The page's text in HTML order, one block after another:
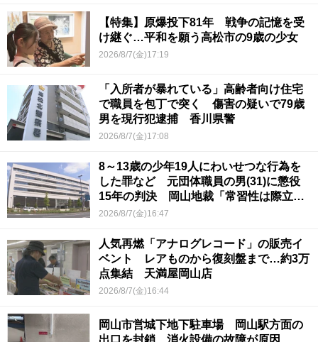
【特集】原爆投下81年 戦争の記憶を受
け継ぐ…平和を願う高松市の9歳の少女
2026/8/7(金)17:19
「入所者が暴れている」高齢者向け住宅
で職員を包丁で突く 傷害の疑いで79歳
男を現行犯逮捕 香川県警
2026/8/7(金)17:08
8～13歳の少年19人にわいせつな行為を
した罪など 元団体職員の男(31)に懲役
15年の判決 岡山地裁「常習性は際立っ
ていて被害結果も非常に重い」
2026/8/7(金)16:47
人気再燃「アナログレコード」の販売イ
ベント レアものから復刻盤まで…約3万
点集結 天満屋岡山店
2026/8/7(金)16:44
岡山市営城下地下駐車場 岡山駅方面の
出口を封鎖 消火設備の故障が原因